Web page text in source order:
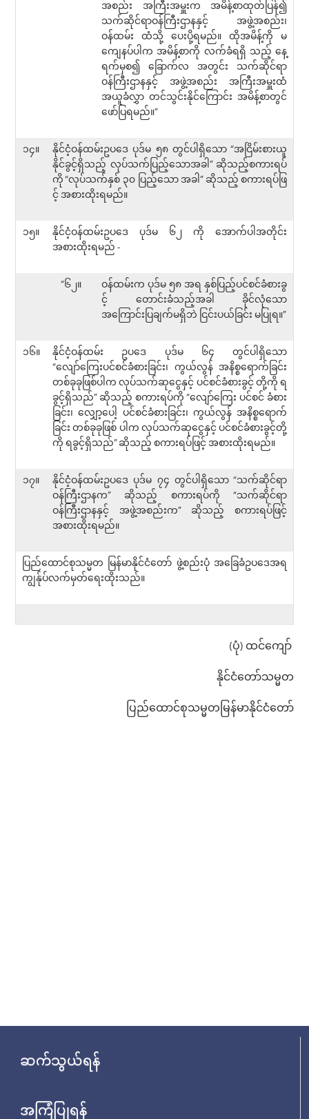
အစည်း အကြီးအမှူးက အမိန့်စာထုတ်ပြန်၍
သက်ဆိုင်ရာဝန်ကြီးဌာနနှင့် အဖွဲ့အစည်း၊
ဝန်ထမ်း ထံသို့ ပေးပို့ရမည်။ ထိုအမိန့်ကို မ
ကျေနပ်ပါက အမိန့်စာကို လက်ခံရရှိ သည့် နေ့
ရက်မှစ၍ ခြောက်လ အတွင်း သက်ဆိုင်ရာ
ဝန်ကြီးဌာနနှင့် အဖွဲ့အစည်း အကြီးအမှူးထံ
အယူခံလွှာ တင်သွင်းနိုင်ကြောင်း အမိန့်စာတွင်
ဖော်ပြရမည်။”
၁၄။
နိုင်ငံ့ဝန်ထမ်းဥပဒေ ပုဒ်မ ၅၈ တွင်ပါရှိသော “အငြိမ်းစားယူ
နိုင်ခွင့်ရှိသည့် လုပ်သက်ပြည့်သောအခါ” ဆိုသည့်စကားရပ်
ကို “လုပ်သက်နှစ် ၃၀ ပြည့်သော အခါ” ဆိုသည့် စကားရပ်ဖြ
င့် အစားထိုးရမည်။
၁၅။
နိုင်ငံ့ဝန်ထမ်းဥပဒေ ပုဒ်မ ၆၂ ကို အောက်ပါအတိုင်း
အစားထိုးရမည် -
“၆၂။
ဝန်ထမ်းက ပုဒ်မ ၅၈ အရ နှစ်ပြည့်ပင်စင်ခံစားခွ
င့် တောင်းခံသည့်အခါ ခိုင်လုံသော
အကြောင်းပြချက်မရှိဘဲ ငြင်းပယ်ခြင်း မပြုရ။”
၁၆။
နိုင်ငံ့ဝန်ထမ်း ဥပဒေ ပုဒ်မ ၆၄ တွင်ပါရှိသော
“လျော်ကြေးပင်စင်ခံစားခြင်း၊ ကွယ်လွန် အနိစ္စရောက်ခြင်း
တစ်ခုခုဖြစ်ပါက လုပ်သက်ဆုငွေနှင့် ပင်စင်ခံစားခွင့် တို့ကို ရ
ခွင့်ရှိသည်” ဆိုသည့် စကားရပ်ကို “လျော်ကြေး ပင်စင် ခံစား
ခြင်း၊ လျှော့ပေါ့ ပင်စင်ခံစားခြင်း၊ ကွယ်လွန် အနိစ္စရောက်
ခြင်း တစ်ခုခုဖြစ် ပါက လုပ်သက်ဆုငွေနှင့် ပင်စင်ခံစားခွင့်တို့
ကို ရခွင့်ရှိသည်” ဆိုသည့် စကားရပ်ဖြင့် အစားထိုးရမည်။
၁၇။
နိုင်ငံ့ဝန်ထမ်းဥပဒေ ပုဒ်မ ၇၄ တွင်ပါရှိသော “သက်ဆိုင်ရာ
ဝန်ကြီးဌာနက” ဆိုသည့် စကားရပ်ကို “သက်ဆိုင်ရာ
ဝန်ကြီးဌာနနှင့် အဖွဲ့အစည်းက” ဆိုသည့် စကားရပ်ဖြင့်
အစားထိုးရမည်။
ပြည်ထောင်စုသမ္မတ မြန်မာနိုင်ငံတော် ဖွဲ့စည်းပုံ အခြေခံဥပဒေအရ
ကျွန်ုပ်လက်မှတ်ရေးထိုးသည်။
(ပုံ) ထင်ကျော်
နိုင်ငံတော်သမ္မတ
ပြည်ထောင်စုသမ္မတမြန်မာနိုင်ငံတော်
ဆက်သွယ်ရန်
အကြံပြုရန်